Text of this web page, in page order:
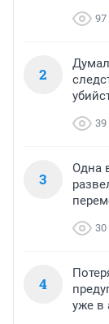
97
2
39
3
Одна
30
4
уже в